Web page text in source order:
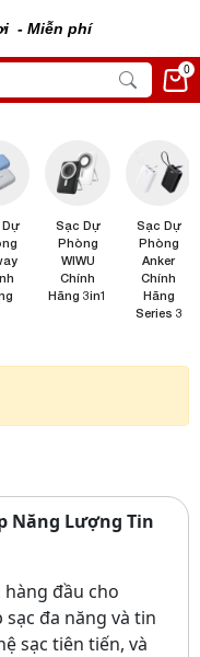
- Miễn phí
0
Sạc Dự
Phòng
WIWU
Chính
Hãng 3in1
Sạc Dự
Phòng
Anker
Chính
Hãng
Series 3
Năng Lượng Tin
đầu cho
đa năng và tin
sạc tiên tiến, và